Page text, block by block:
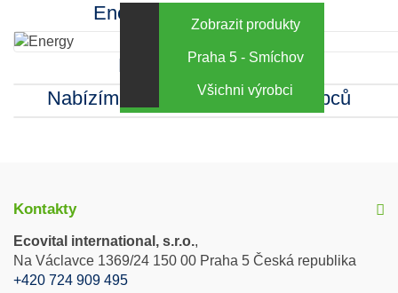
Energy za výhodné ceny
Zobrazit produkty
Kamenná prodejna
Praha 5 - Smíchov
Nabízíme sortiment mnoha výrobců
Všichni výrobci
Kontakty
Ecovital international, s.r.o.,
Na Václavce 1369/24 150 00 Praha 5 Česká republika
+420 724 909 495